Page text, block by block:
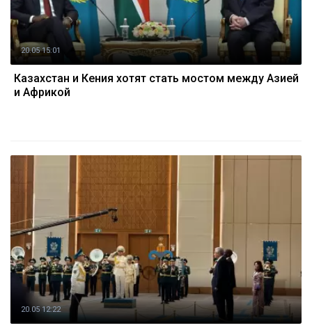
20.05 15:01
Казахстан и Кения хотят стать мостом между Азией
и Африкой
20.05 12:22